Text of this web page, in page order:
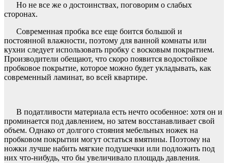
Но не все же о достоинствах, поговорим о слабых
сторонах.
Современная пробка все еще боится большой и
постоянной влажности, поэтому для ванной комнаты или
кухни следует использовать пробку с восковым покрытием.
Производители обещают, что скоро появится водостойкое
пробковое покрытие, которое можно будет укладывать, как
современный ламинат, во всей квартире.
В податливости материала есть нечто особенное: хотя он и
проминается под давлением, но затем восстанавливает свой
объем. Однако от долгого стояния мебельных ножек на
пробковом покрытии могут остаться вмятины. Поэтому на
ножки лучше набить мягкие подушечки или подложить под
них что-нибудь, что бы увеличивало площадь давления.